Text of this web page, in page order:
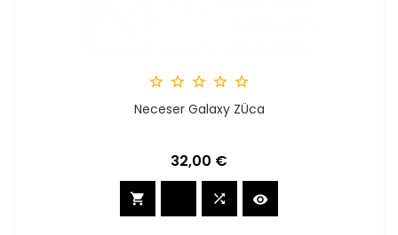
    
Neceser Galaxy ZÜca
Preis
32,00 €
  